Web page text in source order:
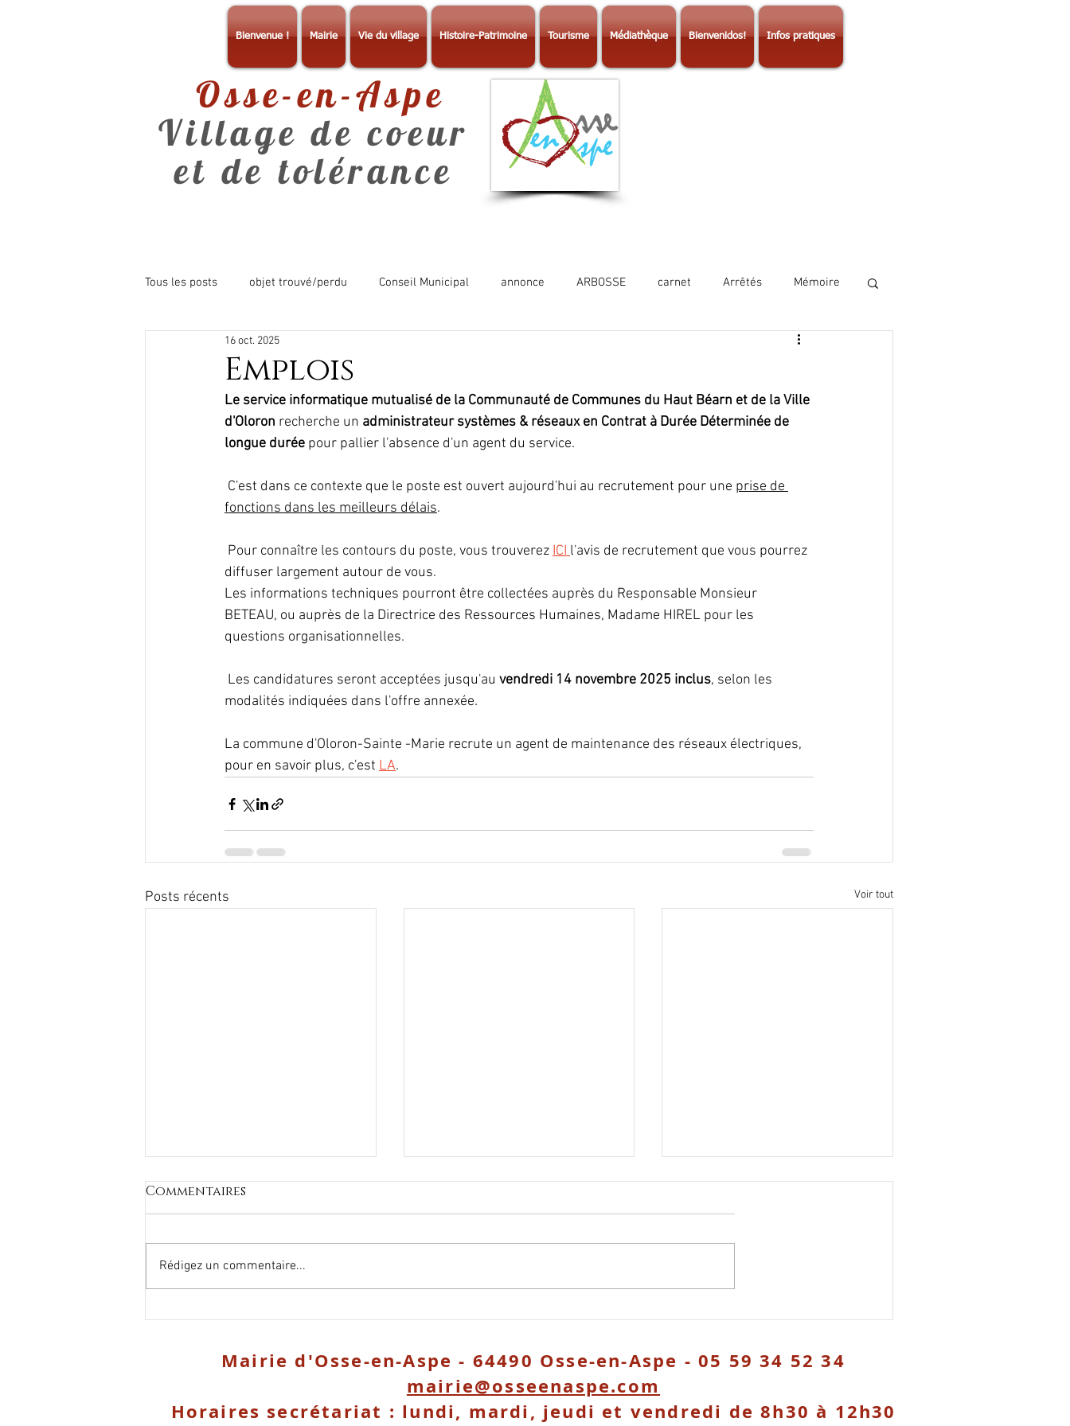
Bienvenue ! Mairie Vie du village Histoire-Patrimoine Tourisme Médiathèque Bienvenidos! Infos pratiques
Osse-en-Aspe
Village de coeur
et de tolérance
Tous les posts objet trouvé/perdu Conseil Municipal annonce ARBOSSE carnet Arrêtés Mémoire
consultation info mairie
Emplois
16 oct. 2025
Le service informatique mutualisé de la Communauté de Communes du Haut Béarn et de la Ville
d'Oloron recherche un administrateur systèmes & réseaux en Contrat à Durée Déterminée de
longue durée pour pallier l'absence d'un agent du service.
C'est dans ce contexte que le poste est ouvert aujourd'hui au recrutement pour une prise de
fonctions dans les meilleurs délais.
Pour connaître les contours du poste, vous trouverez ICI l'avis de recrutement que vous pourrez
diffuser largement autour de vous.
Les informations techniques pourront être collectées auprès du Responsable Monsieur
BETEAU, ou auprès de la Directrice des Ressources Humaines, Madame HIREL pour les
questions organisationnelles.
Les candidatures seront acceptées jusqu'au vendredi 14 novembre 2025 inclus, selon les
modalités indiquées dans l'offre annexée.
La commune d'Oloron-Sainte -Marie recrute un agent de maintenance des réseaux électriques,
pour en savoir plus, c'est LA.
Posts récents Voir tout
Travaux d'entretien
Risque de feux :
Commentaires
Rédigez un commentaire...
Mairie d'Osse-en-Aspe - 64490 Osse-en-Aspe - 05 59 34 52 34
mairie@osseenaspe.com
Horaires secrétariat : lundi, mardi, jeudi et vendredi de 8h30 à 12h30